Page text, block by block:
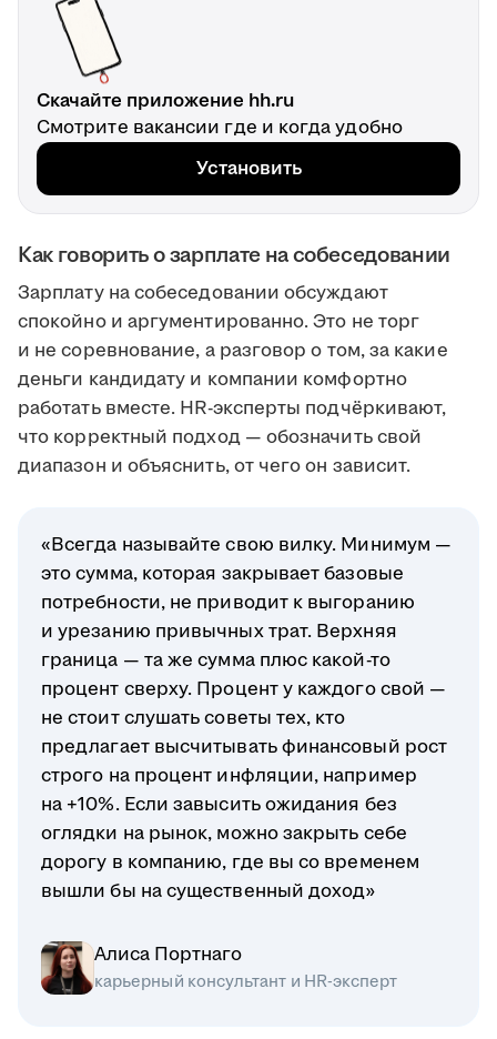
Скачайте приложение hh.ru
Смотрите вакансии где и когда удобно
Установить
Как говорить о зарплате на собеседовании
Зарплату на собеседовании обсуждают
спокойно и аргументированно. Это не торг
и не соревнование, а разговор о том, за какие
деньги кандидату и компании комфортно
работать вместе. HR-эксперты подчёркивают,
что корректный подход — обозначить свой
диапазон и объяснить, от чего он зависит.
«Всегда называйте свою вилку. Минимум —
это сумма, которая закрывает базовые
потребности, не приводит к выгоранию
и урезанию привычных трат. Верхняя
граница — та же сумма плюс какой-то
процент сверху. Процент у каждого свой —
не стоит слушать советы тех, кто
предлагает высчитывать финансовый рост
строго на процент инфляции, например
на +10%. Если завысить ожидания без
оглядки на рынок, можно закрыть себе
дорогу в компанию, где вы со временем
вышли бы на существенный доход»
Алиса Портнаго
карьерный консультант и HR-эксперт